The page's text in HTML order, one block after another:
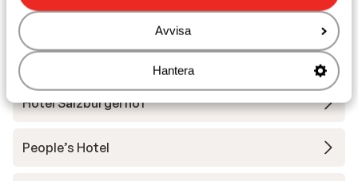
Avvisa
Hantera
Utrustning
Andra boenden i Zell am See - Kaprun
Hotel Salzburgerhof
People’s Hotel